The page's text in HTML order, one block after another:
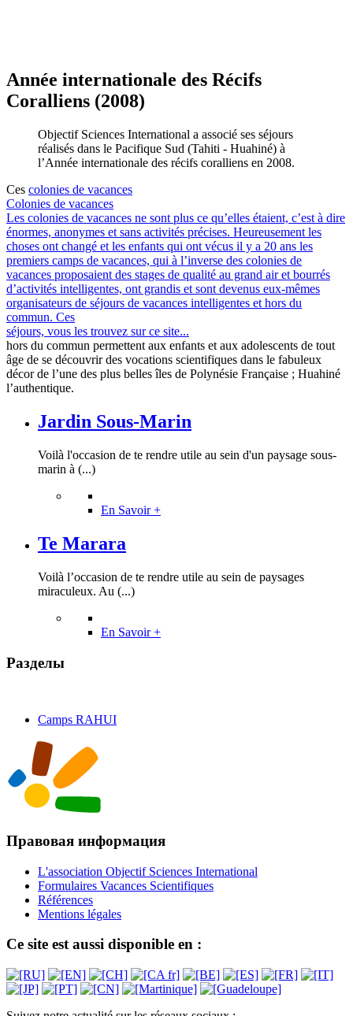
Année internationale des Récifs
Coralliens (2008)
Objectif Sciences International a associé ses séjours
réalisés dans le Pacifique Sud (Tahiti - Huahiné) à
l’Année internationale des récifs coralliens en 2008.
Ces colonies de vacances
Colonies de vacances
Les colonies de vacances ne sont plus ce qu’elles étaient, c’est à dire
énormes, anonymes et sans activités précises. Heureusement les
choses ont changé et les enfants qui ont vécus il y a 20 ans les
premiers camps de vacances, qui à l’inverse des colonies de
vacances proposaient des stages de qualité au grand air et bourrés
d’activités intelligentes, ont grandis et sont devenus eux-mêmes
organisateurs de séjours de vacances intelligentes et hors du
commun. Ces
séjours, vous les trouvez sur ce site...
hors du commun permettent aux enfants et aux adolescents de tout
âge de se découvrir des vocations scientifiques dans le fabuleux
décor de l’une des plus belles îles de Polynésie Française ; Huahiné
l’authentique.
Jardin Sous-Marin
Voilà l'occasion de te rendre utile au sein d'un paysage sous-
marin à (...)
En Savoir +
Te Marara
Voilà l’occasion de te rendre utile au sein de paysages
miraculeux. Au (...)
En Savoir +
Разделы
Camps RAHUI
Правовая информация
L'association Objectif Sciences International
Formulaires Vacances Scientifiques
Références
Mentions légales
Ce site est aussi disponible en :